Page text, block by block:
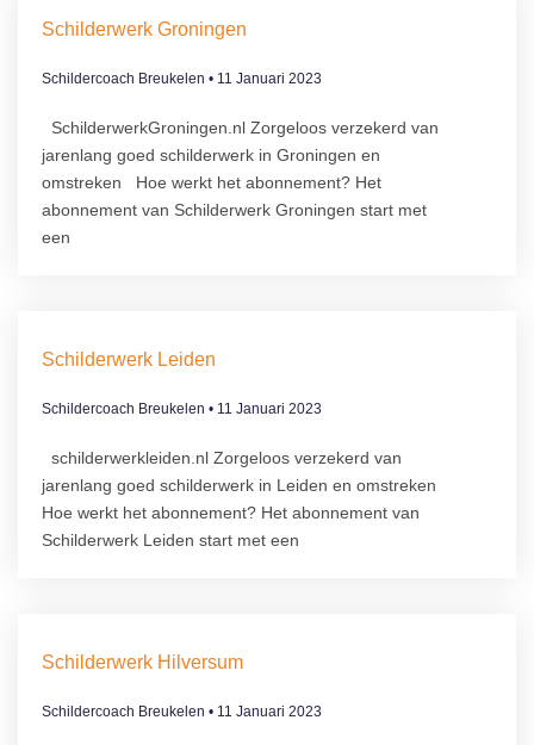
Schilderwerk Groningen
Schildercoach Breukelen 11 Januari 2023
SchilderwerkGroningen.nl Zorgeloos verzekerd van
jarenlang goed schilderwerk in Groningen en
omstreken Hoe werkt het abonnement?​ Het
abonnement van Schilderwerk Groningen start met
een
Schilderwerk Leiden
Schildercoach Breukelen 11 Januari 2023
schilderwerkleiden.nl Zorgeloos verzekerd van
jarenlang goed schilderwerk in Leiden en omstreken
Hoe werkt het abonnement?​ Het abonnement van
Schilderwerk Leiden start met een
Schilderwerk Hilversum
Schildercoach Breukelen 11 Januari 2023